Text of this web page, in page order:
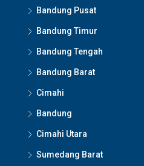
Bandung Pusat
Bandung Timur
Bandung Tengah
Bandung Barat
Cimahi
Bandung
Cimahi Utara
Sumedang Barat